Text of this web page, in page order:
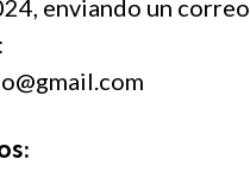
enviando un correo